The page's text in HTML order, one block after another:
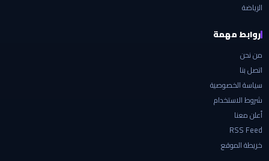
الرياضة
روابط مهمة
من نحن
اتصل بنا
سياسة الخصوصية
شروط الاستخدام
أعلن معنا
RSS Feed
خريطة الموقع